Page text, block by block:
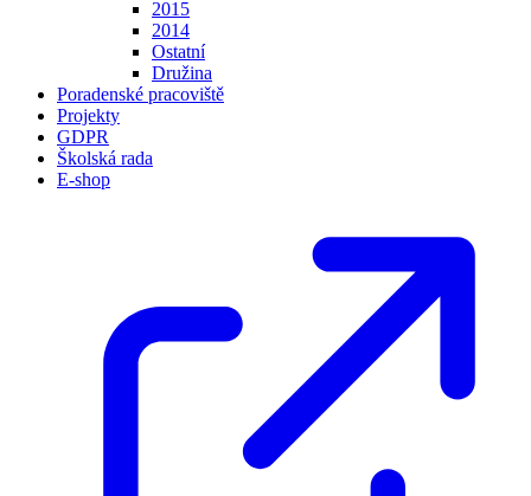
2015
2014
Ostatní
Družina
Poradenské pracoviště
Projekty
GDPR
Školská rada
E-shop